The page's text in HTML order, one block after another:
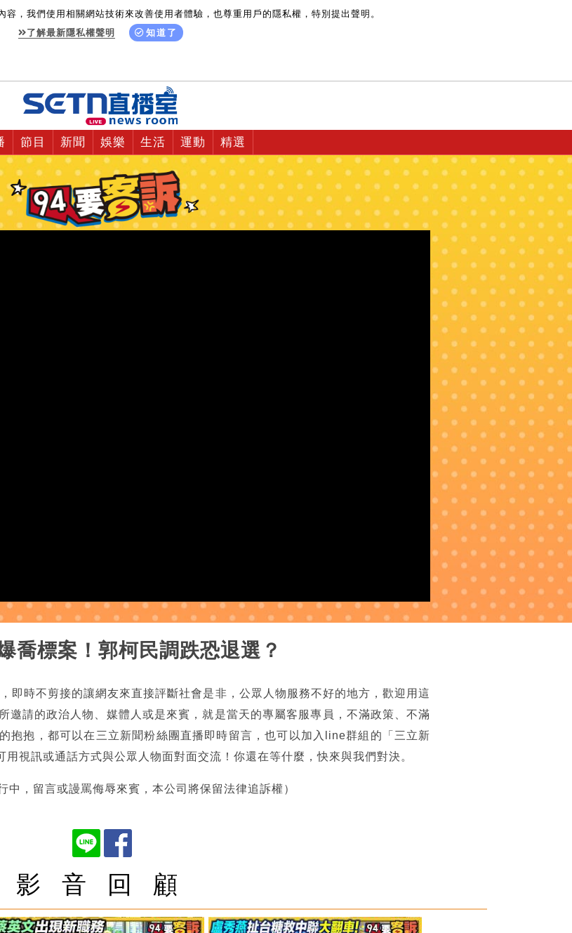
容，我們使用相關網站技術來改善使用者體驗，也尊重用戶的隱私權，特別提出聲明。
了解最新隱私權聲明
知道了
節目 新聞 娛樂 生活 運動 精選
喬標案！郭柯民調跌恐退選？
即時不剪接的讓網友來直接評斷社會是非，公眾人物服務不好的地方，歡迎用這
邀請的政治人物、媒體人或是來賓，就是當天的專屬客服專員，不滿政策、不滿
抱抱，都可以在三立新聞粉絲團直播即時留言，也可以加入line群組的「三立新
視訊或通話方式與公眾人物面對面交流！你還在等什麼，快來與我們對決。
中，留言或謾罵侮辱來賓，本公司將保留法律追訴權）
影 音 回 顧